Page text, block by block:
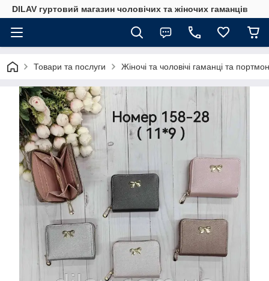
DILAV гуртовий магазин чоловічих та жіночих гаманців
Товари та послуги Жіночі та чоловічі гаманці та